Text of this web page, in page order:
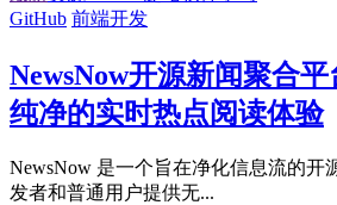
GitHub 前端开发
NewsNow开源新闻聚合
纯净的实时热点阅读体验
NewsNow 是一个旨在净化信息流的开
发者和普通用户提供无...